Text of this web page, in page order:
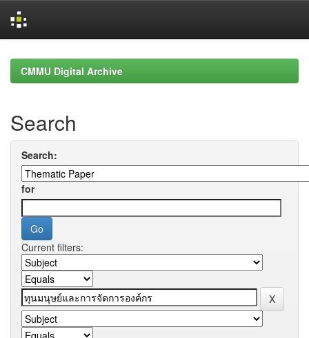
navigationCMMU Digital Archive
Search
Search:
for
Current filters: